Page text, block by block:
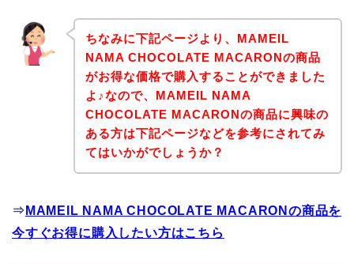
ちなみに下記ページより、MAMEIL
NAMA CHOCOLATE MACARONの商品
がお得な価格で購入することができました
よ♪なので、MAMEIL NAMA
CHOCOLATE MACARONの商品に興味の
ある方は下記ページなどを参考にされてみ
てはいかがでしょうか？
⇒ MAMEIL NAMA CHOCOLATE MACARONの商品を
今すぐお得に購入したい方はこちら